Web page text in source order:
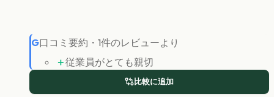
G口コミ要約 ・ 1件のレビューより
＋従業員がとても親切
比較に追加